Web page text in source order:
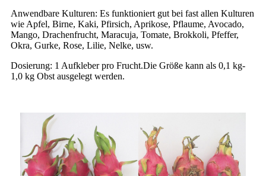
Anwendbare Kulturen: Es funktioniert gut bei fast allen Kulturen
wie Apfel, Birne, Kaki, Pfirsich, Aprikose, Pflaume, Avocado,
Mango, Drachenfrucht, Maracuja, Tomate, Brokkoli, Pfeffer,
Okra, Gurke, Rose, Lilie, Nelke, usw.
Dosierung: 1 Aufkleber pro Frucht.Die Größe kann als 0,1 kg-
1,0 kg Obst ausgelegt werden.